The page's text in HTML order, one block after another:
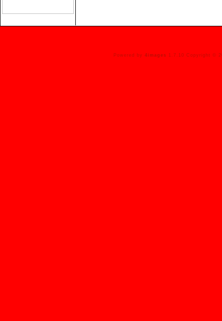
Powered by 4images 1.7.10 Copyright ©